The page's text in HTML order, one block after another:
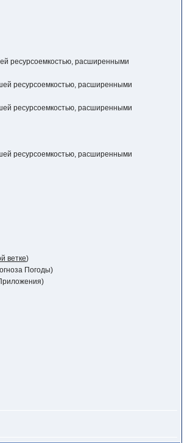
ресурсоемкостью, расширенными
ресурсоемкостью, расширенными
ресурсоемкостью, расширенными
ресурсоемкостью, расширенными
ветке)
Погоды)